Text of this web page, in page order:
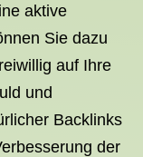
aktive
Sie dazu
auf Ihre
und
Backlinks
der